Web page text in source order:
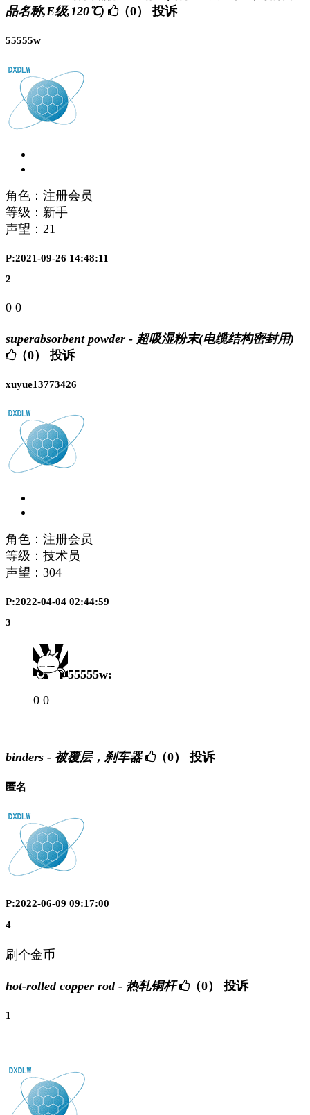
品名称,E级,120℃)
（0） 投诉
55555w
角色：注册会员
等级：新手
声望： 21
P:2021-09-26 14:48:11
2
0 0
superabsorbent powder - 超吸湿粉末(电缆结构密封用)
（0）
投诉
xuyue13773426
角色：注册会员
等级：技术员
声望： 304
P:2022-04-04 02:44:59
3
55555w:
0 0
binders - 被覆层，刹车器 （0） 投诉
匿名
P:2022-06-09 09:17:00
4
刷个金币
hot-rolled copper rod - 热轧铜杆 （0） 投诉
1